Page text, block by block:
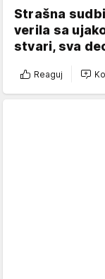
Strašna
verila sa
stvari, sva
Reaguj